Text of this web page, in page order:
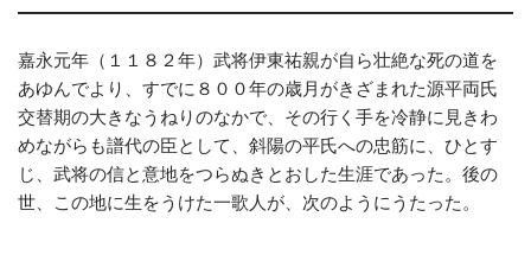
嘉永元年（１１８２年）武将伊東祐親が自ら壮絶な死の道を
あゆんでより、すでに８００年の歳月がきざまれた源平両氏
交替期の大きなうねりのなかで、その行く手を冷静に見きわ
めながらも譜代の臣として、斜陽の平氏への忠筋に、ひとす
じ、武将の信と意地をつらぬきとおした生涯であった。後の
世、この地に生をうけた一歌人が、次のようにうたった。